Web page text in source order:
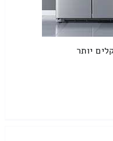
יותר